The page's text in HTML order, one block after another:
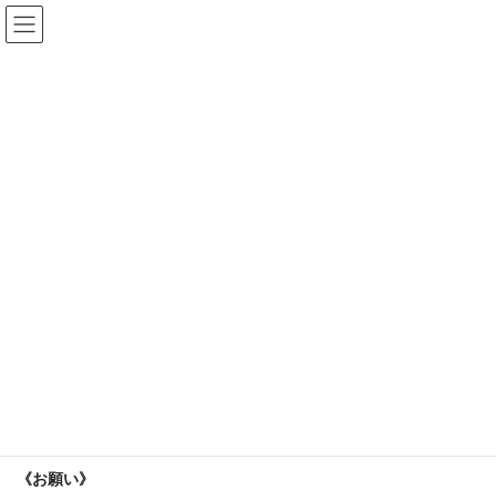
コ
ン
ナ
ビ
《お願い》